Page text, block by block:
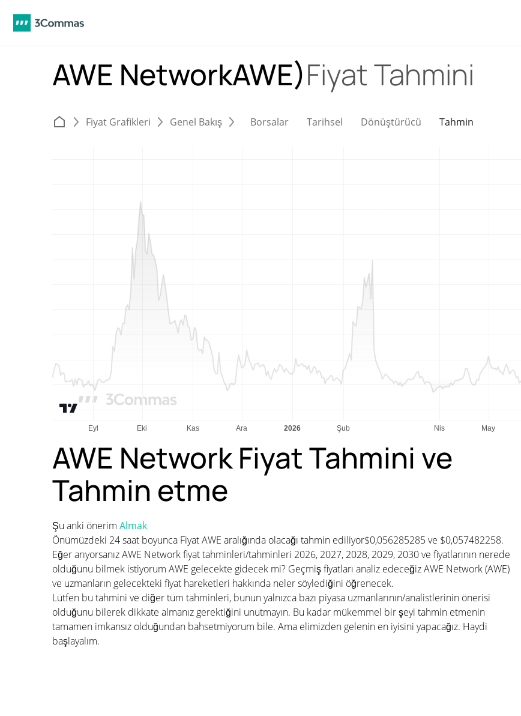
AWE NetworkAWE)Fiyat Tahmini
Fiyat Grafikleri Genel Bakış Borsalar Tarihsel Dönüştürücü Tahmin
AWE Network Fiyat Tahmini ve
Tahmin etme
Şu anki önerim Almak
Önümüzdeki 24 saat boyunca Fiyat AWE aralığında olacağı tahmin ediliyor$0,056285285 ve $0,057482258.
Eğer arıyorsanız AWE Network fiyat tahminleri/tahminleri 2026, 2027, 2028, 2029, 2030 ve fiyatlarının nerede
olduğunu bilmek istiyorum AWE gelecekte gidecek mi? Geçmiş fiyatları analiz edeceğiz AWE Network (AWE)
ve uzmanların gelecekteki fiyat hareketleri hakkında neler söylediğini öğrenecek.
Lütfen bu tahmini ve diğer tüm tahminleri, bunun yalnızca bazı piyasa uzmanlarının/analistlerinin önerisi
olduğunu bilerek dikkate almanız gerektiğini unutmayın. Bu kadar mükemmel bir şeyi tahmin etmenin
tamamen imkansız olduğundan bahsetmiyorum bile. Ama elimizden gelenin en iyisini yapacağız. Haydi
başlayalım.